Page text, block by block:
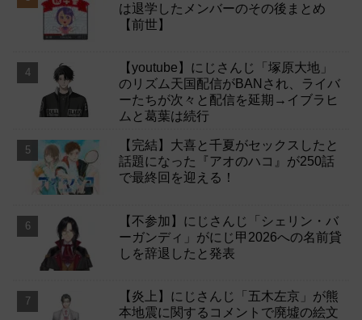
は退学したメンバーのその後まとめ
【前世】
【youtube】にじさんじ「塚原大地」
のリズム天国配信がBANされ、ライバ
ーたちが次々と配信を延期→イブラヒ
ムと葛葉は続行
【完結】大喜と千夏がセックスしたと
話題になった『アオのハコ』が250話
で最終回を迎える！
【不参加】にじさんじ「シェリン・バ
ーガンディ」がにじ甲2026への名前貸
しを辞退したと発表
【炎上】にじさんじ「五木左京」が熊
本地震に関するコメントで廃墟の絵文